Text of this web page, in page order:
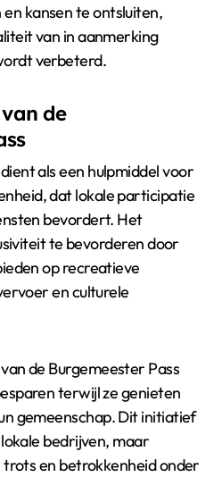
kansen te ontsluiten,
van in aanmerking
verbeterd.
de
als een hulpmiddel voor
dat lokale participatie
bevordert. Het
te bevorderen door
op recreatieve
en culturele
de Burgemeester Pass
terwijl ze genieten
gemeenschap. Dit initiatief
bedrijven, maar
en betrokkenheid onder